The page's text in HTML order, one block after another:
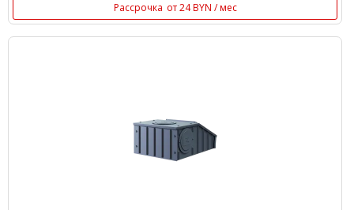
Рассрочка от 24 BYN / мес